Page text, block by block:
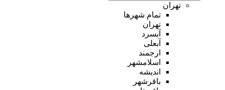
تهران
تمام شهر‌ها
تهران
آبسرد
آبعلی
ارجمند
اسلامشهر
اندیشه
باقرشهر